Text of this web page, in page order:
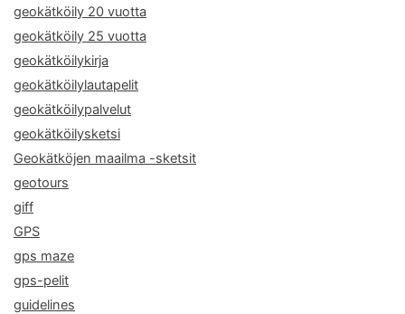
geokätköily 20 vuotta
geokätköily 25 vuotta
geokätköilykirja
geokätköilylautapelit
geokätköilypalvelut
geokätköilysketsi
Geokätköjen maailma -sketsit
geotours
giff
GPS
gps maze
gps-pelit
guidelines